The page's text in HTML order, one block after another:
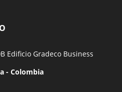
Edificio Gradeco Business
- Colombia